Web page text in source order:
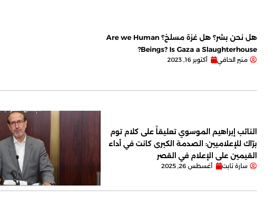
هل نحن بشر؟ هل غزة مسلخ؟ Are we Human
Beings? Is Gaza a Slaughterhouse?
منير الحافي أكتوبر 16, 2023
النائب إبراهيم الموسوي تعليقاً على كلام توم
برّاك للإعلاميين: الصدمة الكبرى كانت في أداء
القيمين على ‏الإعلام في القصر
سارة تابت أغسطس 26, 2025